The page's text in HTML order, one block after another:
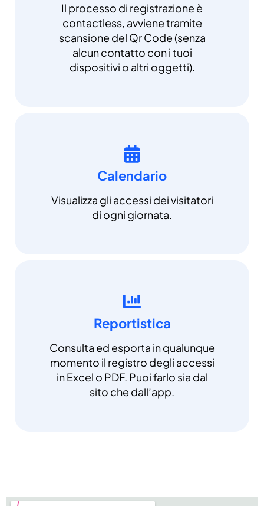
Il processo di registrazione è
contactless, avviene tramite
scansione del Qr Code (senza
alcun contatto con i tuoi
dispositivi o altri oggetti).
Calendario
Visualizza gli accessi dei visitatori
di ogni giornata.
Reportistica
Consulta ed esporta in qualunque
momento il registro degli accessi
in Excel o PDF. Puoi farlo sia dal
sito che dall’app.